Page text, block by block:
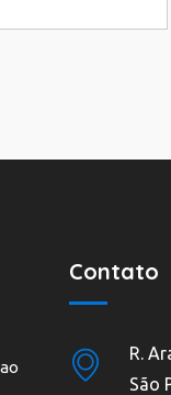
Contato
R.
São